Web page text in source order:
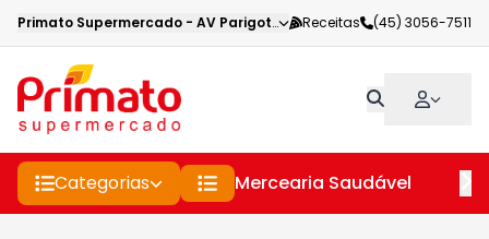
Primato Supermercado - AV Parigot de Souza,Toledo-PR
Receitas (45) 3056-7511
Categorias Mercearia Saudável